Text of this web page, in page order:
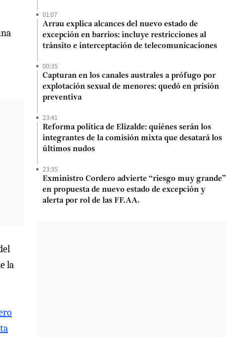
la
01:07
Arrau explica alcances del nuevo estado de
excepción en barrios: incluye restricciones al
tránsito e interceptación de telecomunicaciones
00:35
Capturan en los canales australes a prófugo por
explotación sexual de menores: quedó en prisión
preventiva
23:41
Reforma política de Elizalde: quiénes serán los
integrantes de la comisión mixta que desatará los
últimos nudos
23:35
Exministro Cordero advierte “riesgo muy grande”
en propuesta de nuevo estado de excepción y
alerta por rol de las FF.AA.